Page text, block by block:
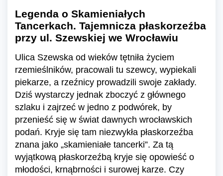
Legenda o Skamieniałych
Tancerkach. Tajemnicza płaskorzeźba
przy ul. Szewskiej we Wrocławiu
Ulica Szewska od wieków tętniła życiem
rzemieślników, pracowali tu szewcy, wypiekali
piekarze, a rzeźnicy prowadzili swoje zakłady.
Dziś wystarczy jednak zboczyć z głównego
szlaku i zajrzeć w jedno z podwórek, by
przenieść się w świat dawnych wrocławskich
podań. Kryje się tam niezwykła płaskorzeźba
znana jako „skamieniałe tancerki”. Za tą
wyjątkową płaskorzeźbą kryje się opowieść o
młodości, krnąbrności i surowej karze. Czy